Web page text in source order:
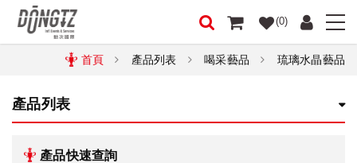
(0)
首頁 產品列表 喝采藝品 琉璃水晶藝品
產品列表
產品快速查詢